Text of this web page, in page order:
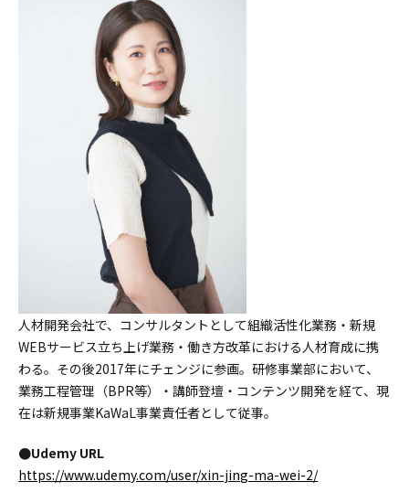
人材開発会社で、コンサルタントとして組織活性化業務・新規
WEBサービス立ち上げ業務・働き方改革における人材育成に携
わる。その後2017年にチェンジに参画。研修事業部において、
業務工程管理（BPR等）・講師登壇・コンテンツ開発を経て、現
在は新規事業KaWaL事業責任者として従事。
●Udemy URL
https://www.udemy.com/user/xin-jing-ma-wei-2/